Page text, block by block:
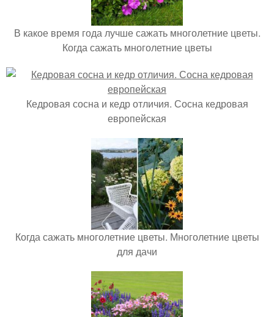
В какое время года лучше сажать многолетние цветы.
Когда сажать многолетние цветы
Кедровая сосна и кедр отличия. Сосна кедровая
европейская
Когда сажать многолетние цветы. Многолетние цветы
для дачи